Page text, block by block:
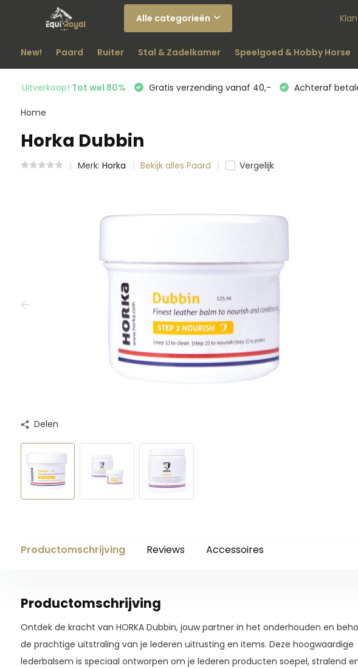
Alle categorieën
New! Paard Ruiter Stal & Zadelkamer Speelgoed & Hobby Horse
Uitverkoop! Tot wel 80% Gratis verzending vanaf 40,- Achteraf
Home
Horka Dubbin
Merk: Horka Bekijk alles Paard Vergelijk
Delen
Productomschrijving Reviews Accessoires
Productomschrijving
Ontdek de kracht van HORKA Dubbin, jouw partner in het onderhouden en
de prachtige uitstraling van je lederen uitrusting en items. Deze hoogwaardige
lederbalsem is speciaal ontworpen om je lederen producten soepel, stralend